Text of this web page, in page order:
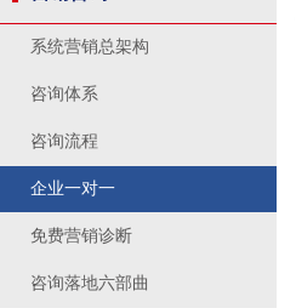
系统营销总架构
咨询体系
咨询流程
企业一对一
免费营销诊断
咨询落地六部曲